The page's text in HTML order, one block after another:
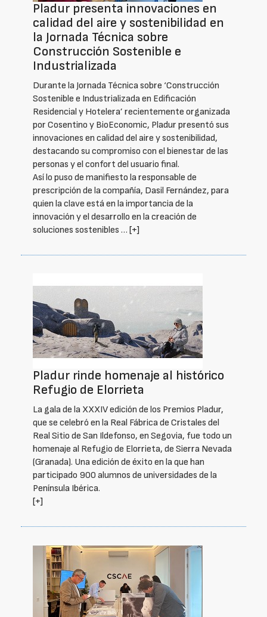
Pladur presenta innovaciones en
calidad del aire y sostenibilidad en
la Jornada Técnica sobre
Construcción Sostenible e
Industrializada
Durante la Jornada Técnica sobre ‘Construcción
Sostenible e Industrializada en Edificación
Residencial y Hotelera’ recientemente organizada
por Cosentino y BioEconomic, Pladur presentó sus
innovaciones en calidad del aire y sostenibilidad,
destacando su compromiso con el bienestar de las
personas y el confort del usuario final.
Así lo puso de manifiesto la responsable de
prescripción de la compañía, Dasil Fernández, para
quien la clave está en la importancia de la
innovación y el desarrollo en la creación de
soluciones sostenibles … [+]
Pladur rinde homenaje al histórico
Refugio de Elorrieta
La gala de la XXXIV edición de los Premios Pladur,
que se celebró en la Real Fábrica de Cristales del
Real Sitio de San Ildefonso, en Segovia, fue todo un
homenaje al Refugio de Elorrieta, de Sierra Nevada
(Granada). Una edición de éxito en la que han
participado 900 alumnos de universidades de la
Península Ibérica.
[+]